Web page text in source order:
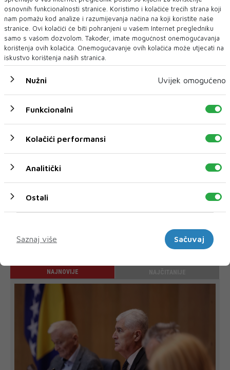
novih američkih tarifa. Prodaja automobila
pala je prvi put nakon osam mjeseci rasta, iako
su očekivanja bila suprotna.
Kineska industrijska proizvodnja poziva na
hitne reforme
Usporavanje koje pokazuje kineska
industrijska proizvodnja odražava sve dublje
strukturne slabosti. Slaba domaća potražnja,
rastući vanjski pritisci i pad izvoza stvaraju
potrebu za bržim i hrabrijim reformama. Bez
njih, kinesko gospodarstvo moglo bi se suočiti s
još intenzivnijim izazovima u godinama koje
dolaze, pišeFinanca.
NAJNOVIJE
osnovnih funkcionalnosti stranice. Koristimo i kolačiće trećih strana koji
nam pomažu kod analize i razumijevanja načina na koji koristite naše
stranice. Ovi kolačići će biti pohranjeni u vašem Internet pregledniku
samo s vašom dozvolom. Također, imate mogućnost onemogućavanja
korištenja ovih kolačića. Onemogućavanje ovih kolačića može utjecati na
iskustvo korištenja naših stranica.
Nužni Uvijek omogućeno
Funkcionalni
Kolačići performansi
Analitički
Ostali
Saznaj više
Sačuvaj